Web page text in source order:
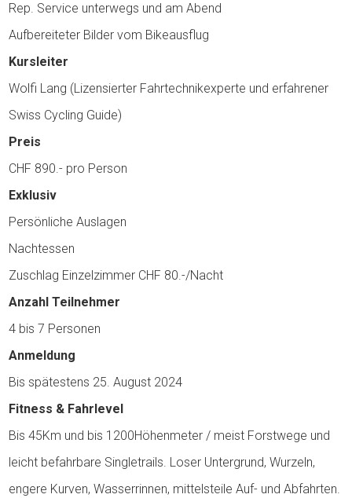
Rep. Service unterwegs und am Abend
Aufbereiteter Bilder vom Bikeausflug
Kursleiter
Wolfi Lang (Lizensierter Fahrtechnikexperte und erfahrener
Swiss Cycling Guide)
Preis
CHF 890.- pro Person
Exklusiv
Persönliche Auslagen
Nachtessen
Zuschlag Einzelzimmer CHF 80.-/Nacht
Anzahl Teilnehmer
4 bis 7 Personen
Anmeldung
Bis spätestens 25. August 2024
Fitness & Fahrlevel
Bis 45Km und bis 1200Höhenmeter / meist Forstwege und
leicht befahrbare Singletrails. Loser Untergrund, Wurzeln,
engere Kurven, Wasserrinnen, mittelsteile Auf- und Abfahrten.